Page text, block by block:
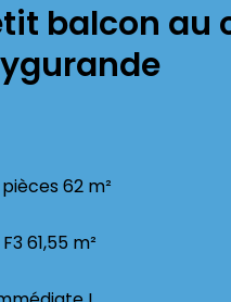
balcon au
62 m²
61,55 m²